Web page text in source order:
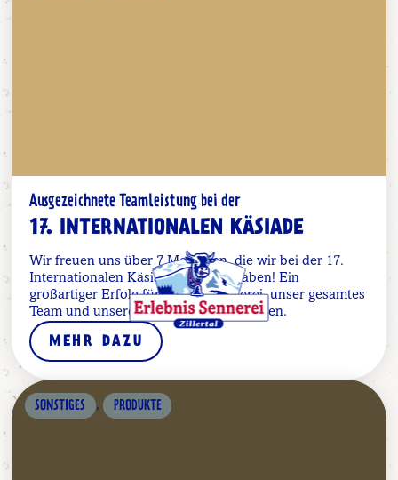
Ausgezeichnete Teamleistung bei der
17. INTERNATIONALEN KÄSIADE
Wir freuen uns über 7 Medaillen, die wir bei der 17.
Internationalen Käsiade erhalten haben! Ein
großartiger Erfolg für unsere Sennerei, unser gesamtes
Team und unsere Heumilch-PartnerInnen.
MEHR DAZU
SONSTIGES , PRODUKTE